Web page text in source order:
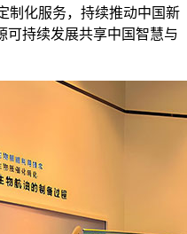
制化服务，持续推动中国新
可持续发展共享中国智慧与